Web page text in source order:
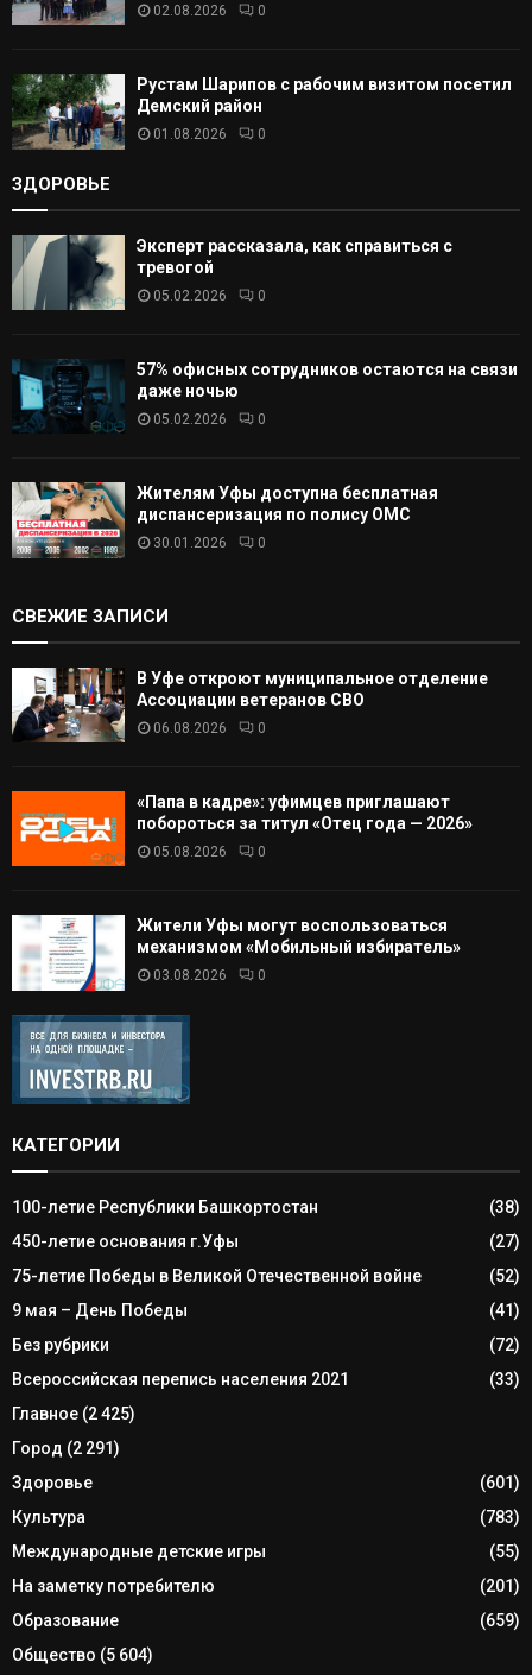
02.08.2026 0
Рустам Шарипов с рабочим визитом посетил
Демский район
01.08.2026 0
ЗДОРОВЬЕ
Эксперт рассказала, как справиться с
тревогой
05.02.2026 0
57% офисных сотрудников остаются на связи
даже ночью
05.02.2026 0
Жителям Уфы доступна бесплатная
диспансеризация по полису ОМС
30.01.2026 0
СВЕЖИЕ ЗАПИСИ
В Уфе откроют муниципальное отделение
Ассоциации ветеранов СВО
06.08.2026 0
«Папа в кадре»: уфимцев приглашают
побороться за титул «Отец года — 2026»
05.08.2026 0
Жители Уфы могут воспользоваться
механизмом «Мобильный избиратель»
03.08.2026 0
КАТЕГОРИИ
100-летие Республики Башкортостан
(38)
450-летие основания г.Уфы
(27)
75-летие Победы в Великой Отечественной войне
(52)
9 мая – День Победы
(41)
Без рубрики
(72)
Всероссийская перепись населения 2021
(33)
Главное (2 425)
Город (2 291)
Здоровье
(601)
Культура
(783)
Международные детские игры
(55)
На заметку потребителю
(201)
Образование
(659)
Общество (5 604)